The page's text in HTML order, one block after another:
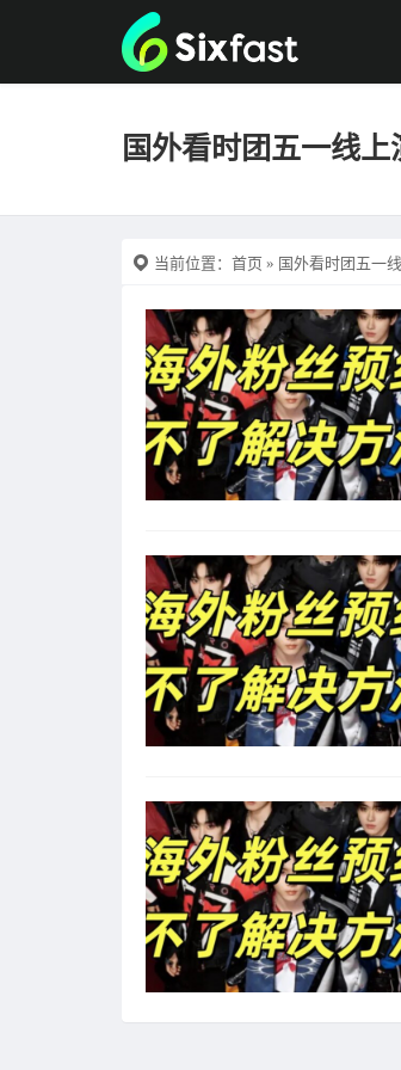
国外看时团五一线上
当前位置： 首页 » 国外看时团五一